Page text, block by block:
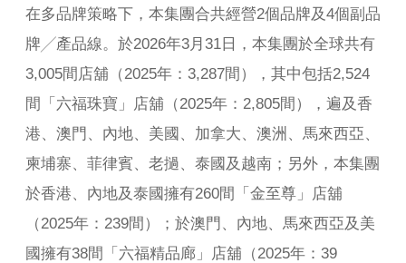
在多品牌策略下，本集團合共經營2個品牌及4個副品
牌╱產品線。於2026年3月31日，本集團於全球共有
3,005間店舖（2025年：3,287間），其中包括2,524
間「六福珠寶」店舖（2025年：2,805間），遍及香
港、澳門、內地、美國、加拿大、澳洲、馬來西亞、
柬埔寨、菲律賓、老撾、泰國及越南；另外，本集團
於香港、內地及泰國擁有260間「金至尊」店舖
（2025年：239間）；於澳門、內地、馬來西亞及美
國擁有38間「六福精品廊」店舖（2025年：39